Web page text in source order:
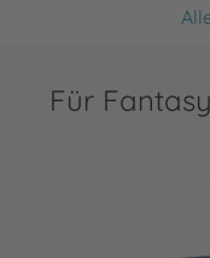
Für